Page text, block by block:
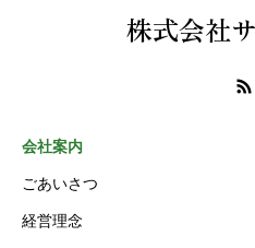
株式会社
会社案内
ごあいさつ
経営理念